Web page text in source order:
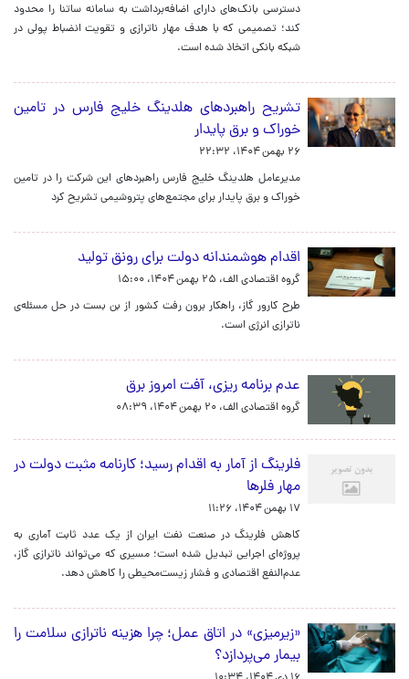
دسترسی بانک‌های دارای اضافه‌برداشت به سامانه ساتنا را محدود
کند؛ تصمیمی که با هدف مهار ناترازی و تقویت انضباط پولی در
شبکه بانکی اتخاذ شده است.
تشریح راهبردهای هلدینگ خلیج فارس در تامین
خوراک و برق پایدار
۲۶ بهمن ۱۴۰۴، ۲۲:۳۲
مدیرعامل هلدینگ خلیج فارس راهبردهای این شرکت را در تامین
خوراک و برق پایدار برای مجتمع‌های پتروشیمی تشریح کرد
اقدام هوشمندانه دولت برای رونق تولید
گروه اقتصادی الف، ۲۵ بهمن ۱۴۰۴، ۱۵:۰۰
طرح کارور گاز، راهکار برون رفت کشور از بن بست در حل مسئله‌ی
ناترازی انرژی است.
عدم برنامه ریزی، آفت امروز برق
گروه اقتصادی الف، ۲۰ بهمن ۱۴۰۴، ۰۸:۳۹
فلرینگ از آمار به اقدام رسید؛ کارنامه مثبت دولت در
مهار فلرها
۱۷ بهمن ۱۴۰۴، ۱۱:۲۶
کاهش فلرینگ در صنعت نفت ایران از یک عدد ثابت آماری به
پروژه‌ای اجرایی تبدیل شده است؛ مسیری که می‌تواند ناترازی گاز،
عدم‌النفع اقتصادی و فشار زیست‌محیطی را کاهش دهد.
«زیرمیزی» در اتاق عمل؛ چرا هزینه ناترازی سلامت را
بیمار می‌پردازد؟